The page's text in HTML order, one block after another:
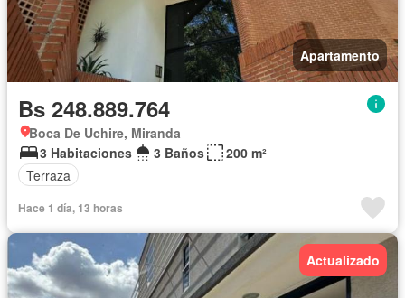
Apartamento
Bs 248.889.764
Boca De Uchire, Miranda
3 Habitaciones
3 Baños
200 m²
Terraza
Hace 1 día, 13 horas
Actualizado